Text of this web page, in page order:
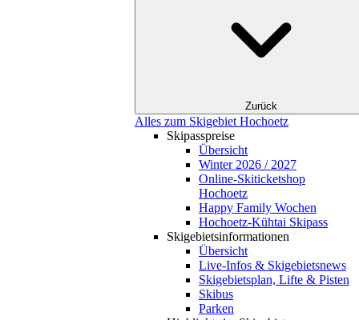
Zurück
Alles zum Skigebiet Hochoetz
Skipasspreise
Übersicht
Winter 2026 / 2027
Online-Skiticketshop
Hochoetz
Happy Family Wochen
Hochoetz-Kühtai Skipass
Skigebietsinformationen
Übersicht
Live-Infos & Skigebietsnews
Skigebietsplan, Lifte & Pisten
Skibus
Parken